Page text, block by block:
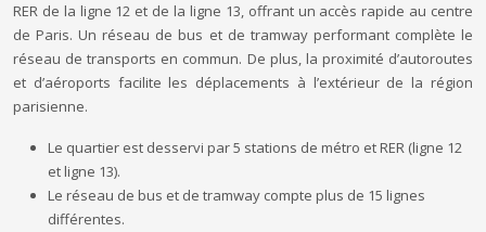
RER de la ligne 12 et de la ligne 13, offrant un accès rapide au centre
de Paris. Un réseau de bus et de tramway performant complète le
réseau de transports en commun. De plus, la proximité d’autoroutes
et d’aéroports facilite les déplacements à l’extérieur de la région
parisienne.
Le quartier est desservi par 5 stations de métro et RER (ligne 12
et ligne 13).
Le réseau de bus et de tramway compte plus de 15 lignes
différentes.